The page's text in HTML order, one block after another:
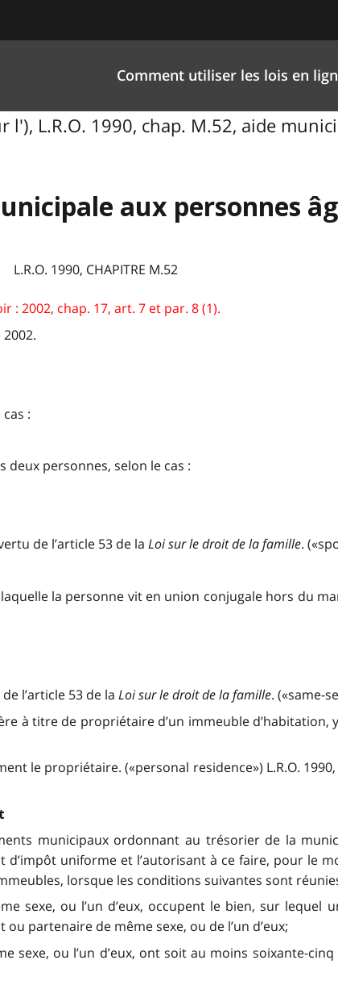
Comment utiliser les lois en
L.R.O. 1990, chap. M.52, aide
aux personnes
L.R.O. 1990, CHAPITRE M.52
: 2002, chap. 17, art. 7 et par. 8 (1).
:
personnes, selon le cas :
de l’article 53 de la Loi sur le droit de la famille.
la personne vit en union conjugale hors du
l’article 53 de la Loi sur le droit de la famille. («same-
à titre de propriétaire d’un immeuble
le propriétaire. («personal residence») L.R.O.
municipaux ordonnant au trésorier de la
uniforme et l’autorisant à ce faire, pour le
lorsque les conditions suivantes sont
sexe, ou l’un d’eux, occupent le bien, sur lequel
partenaire de même sexe, ou de l’un d’eux;
ou l’un d’eux, ont soit au moins soixante-cinq